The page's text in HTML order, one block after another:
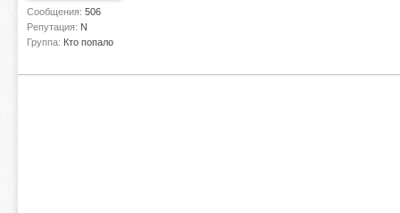
Сообщения: 506
Репутация: N
Группа: Кто попало